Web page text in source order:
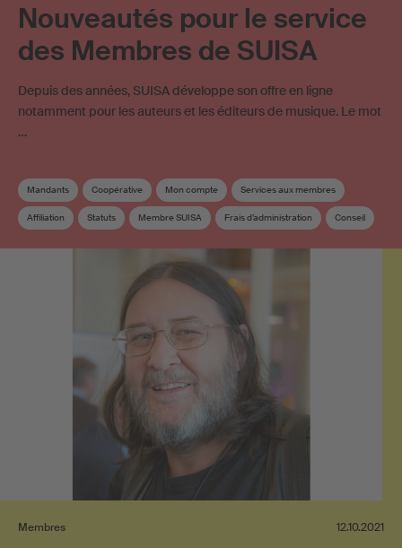
Nouveautés pour le service
des Membres de SUISA
Depuis des années, SUISA développe son offre en ligne
notamment pour les auteurs et les éditeurs de musique. Le mot
…
Mandants Coopérative Mon compte Services aux membres
Affiliation Statuts Membre SUISA Frais d’administration Conseil
Membres 12.10.2021